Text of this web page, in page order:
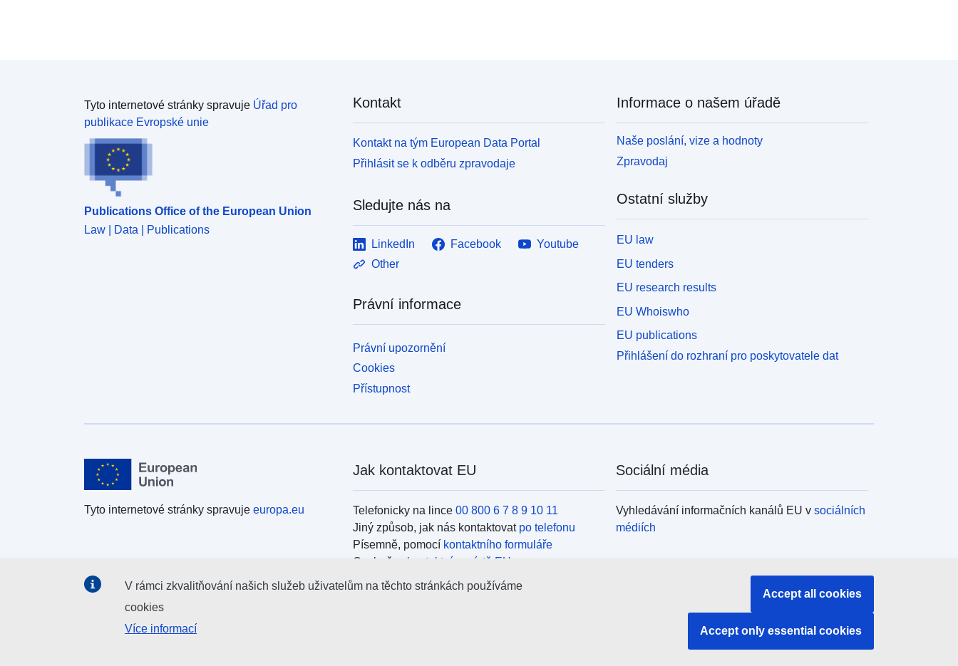
Tyto internetové stránky spravuje Úřad pro
publikace Evropské unie
Publications Office of the European Union
Law | Data | Publications
Kontakt
Kontakt na tým European Data Portal
Přihlásit se k odběru zpravodaje
Sledujte nás na
LinkedIn Facebook
Youtube
Other
Právní informace
Právní upozornění
Cookies
Přístupnost
Informace o našem úřadě
Naše poslání, vize a hodnoty
Zpravodaj
Ostatní služby
EU law
EU tenders
EU research results
EU Whoiswho
EU publications
Přihlášení do rozhraní pro poskytovatele dat
Tyto internetové stránky spravuje europa.eu
Jak kontaktovat EU
Telefonicky na lince 00 800 6 7 8 9 10 11
Jiný způsob, jak nás kontaktovat po telefonu
Písemně, pomocí kontaktního formuláře
Osobně, v kontaktním místě EU
Sociální média
Vyhledávání informačních kanálů EU vsociálních
médiích
Orgány a instituce EU
V rámci zkvalitňování našich služeb uživatelům na těchto stránkách používáme
cookies
Více informací
Accept all cookies
Accept only essential cookies